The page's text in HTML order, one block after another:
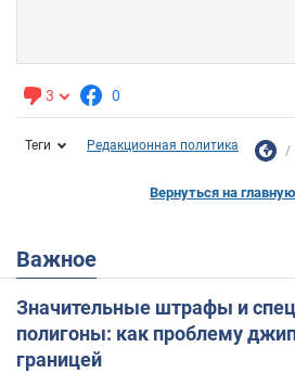
3 0
Теги Редакционная политика
Вернуться на
Важное
Значительные штрафы и
полигоны: как проблему
границей